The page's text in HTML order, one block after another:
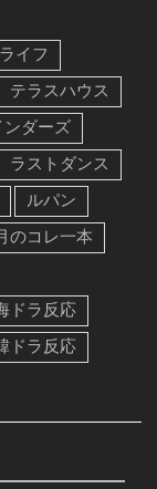
イフ
テラスハウス
ンダーズ
ラストダンス
ルパン
のコレ一本
ドラ反応
ドラ反応